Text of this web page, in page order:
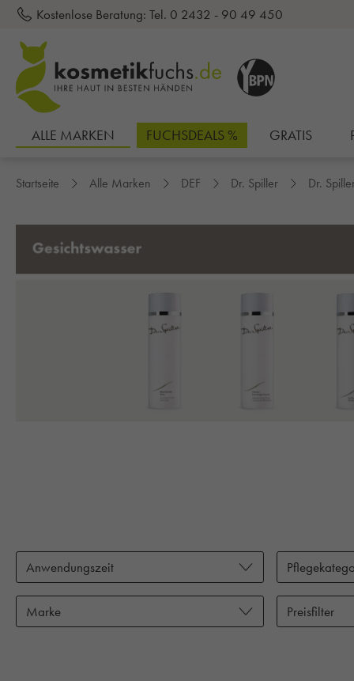
springen
Kostenlose Beratung: Tel. 0 2432 - 90 49 450
ALLE MARKEN FUCHSDEALS % GRATIS
Startseite Alle Marken DEF Dr. Spiller Dr.
Anwendungszeit
Marke Preisfilter